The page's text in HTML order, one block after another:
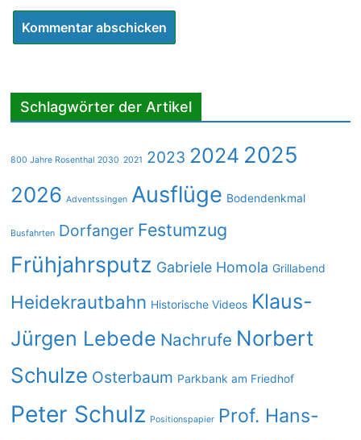
Schlagwörter der Artikel
800 Jahre Rosenthal 2030 2021 2023 2024 2025
2026 Adventssingen Ausflüge Bodendenkmal
Busfahrten Dorfanger Festumzug
Frühjahrsputz Gabriele Homola Grillabend
Heidekrautbahn Historische Videos Klaus-
Jürgen Lebede Nachrufe Norbert
Schulze Osterbaum Parkbank am Friedhof
Peter Schulz Positionspapier Prof. Hans-